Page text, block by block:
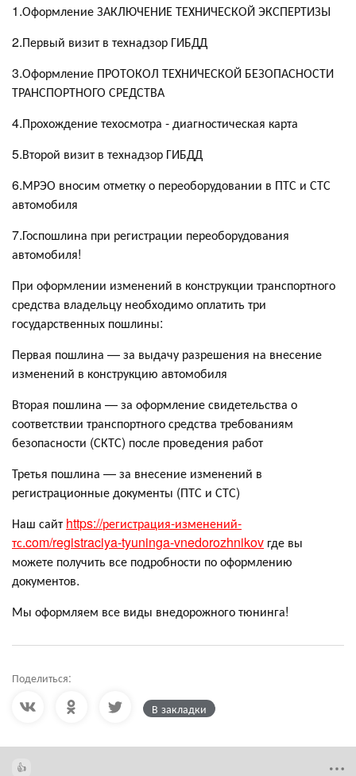
1.Оформление ЗАКЛЮЧЕНИЕ ТЕХНИЧЕСКОЙ ЭКСПЕРТИЗЫ
2.Первый визит в технадзор ГИБДД
3.Оформление ПРОТОКОЛ ТЕХНИЧЕСКОЙ БЕЗОПАСНОСТИ
ТРАНСПОРТНОГО СРЕДСТВА
4.Прохождение техосмотра - диагностическая карта
5.Второй визит в технадзор ГИБДД
6.МРЭО вносим отметку о переоборудовании в ПТС и СТС
автомобиля
7.Госпошлина при регистрации переоборудования
автомобиля!
При оформлении изменений в конструкции транспортного
средства владельцу необходимо оплатить три
государственных пошлины:
Первая пошлина — за выдачу разрешения на внесение
изменений в конструкцию автомобиля
Вторая пошлина — за оформление свидетельства о
соответствии транспортного средства требованиям
безопасности (СКТС) после проведения работ
Третья пошлина — за внесение изменений в
регистрационные документы (ПТС и СТС)
Наш сайт https://регистрация-изменений-
тс.com/registraciya-tyuninga-vnedorozhnikov где вы
можете получить все подробности по оформлению
документов.
Мы оформляем все виды внедорожного тюнинга!
Поделиться:
В закладки